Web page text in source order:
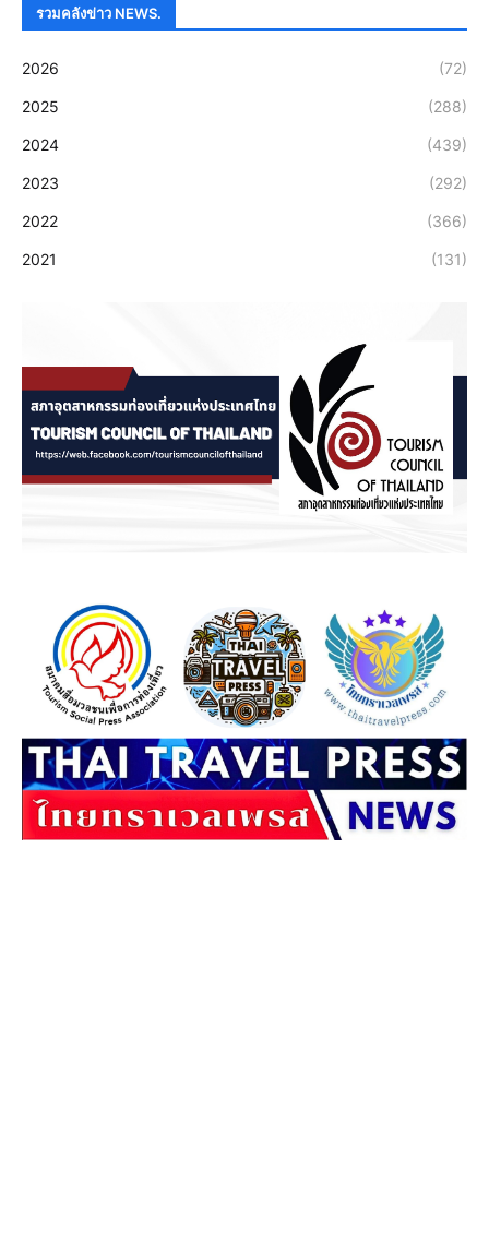
รวมคลังข่าว NEWS.
2026 (72)
2025 (288)
2024 (439)
2023 (292)
2022 (366)
2021 (131)